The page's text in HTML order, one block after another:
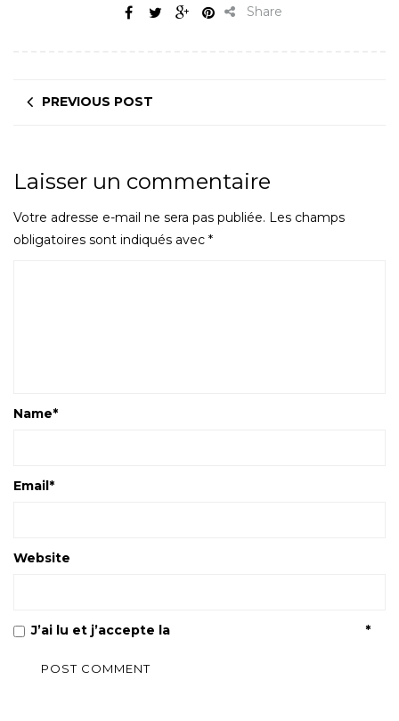
Share
PREVIOUS POST
Laisser un commentaire
Votre adresse e-mail ne sera pas publiée. Les champs
obligatoires sont indiqués avec *
Name*
Email*
Website
J’ai lu et j’accepte la *